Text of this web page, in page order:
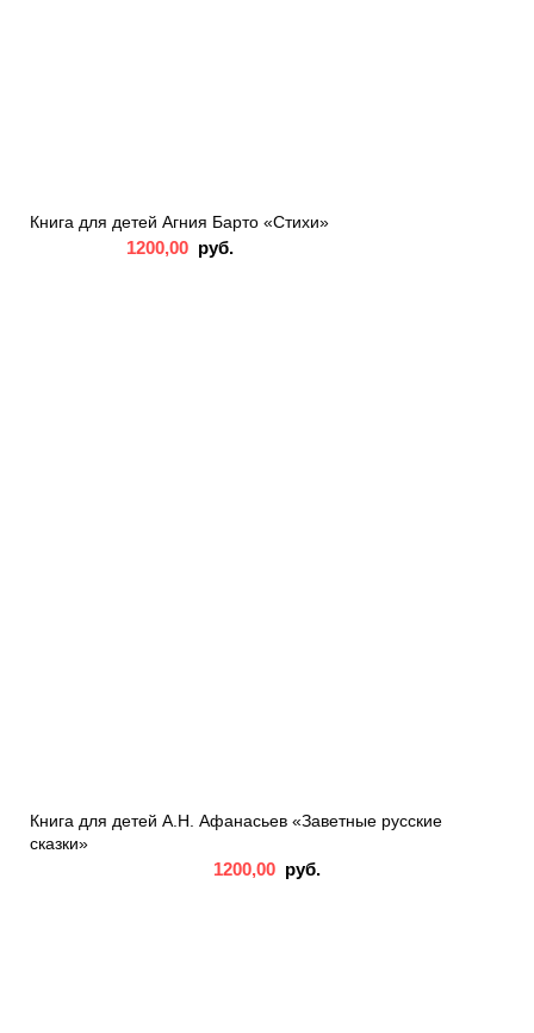
Книга для детей Агния Барто «Стихи»
1200,00 руб.
Книга для детей А.Н. Афанасьев «Заветные русские
сказки»
1200,00 руб.